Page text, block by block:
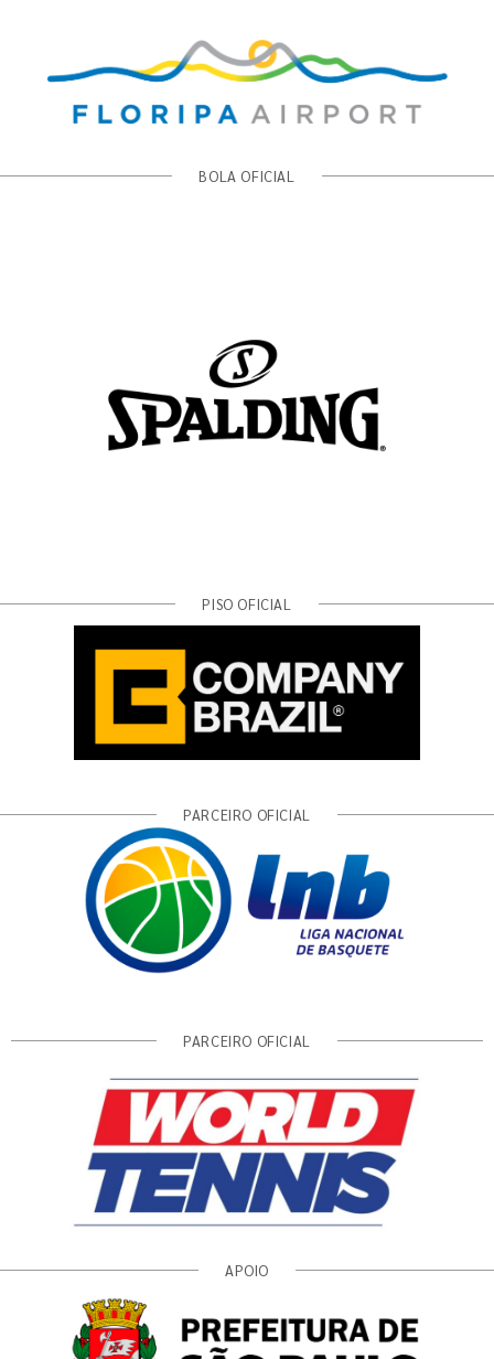
BOLA OFICIAL
PISO OFICIAL
PARCEIRO OFICIAL
PARCEIRO OFICIAL
APOIO